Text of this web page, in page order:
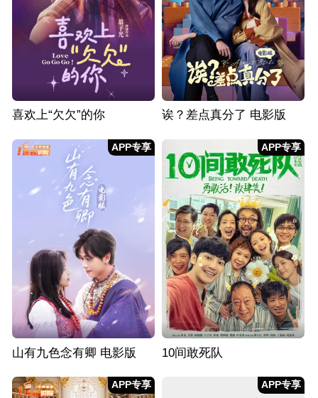
喜欢上“欠欠”的你 诶？差点真分了 电影版
APP专享
山有九色念有卿 电影版
APP专享
10间敢死队
APP专享 APP专享